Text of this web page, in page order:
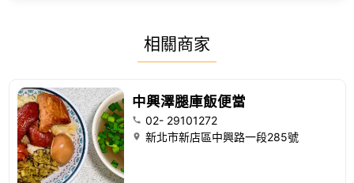
相關商家
中興澤腿庫飯便當
02- 29101272
新北市新店區中興路一段285號